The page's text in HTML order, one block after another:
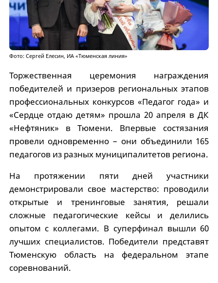
Фото: Сергей Елесин, ИА «Тюменская линия»
Торжественная церемония награждения
победителей и призеров региональных этапов
профессиональных конкурсов «Педагог года» и
«Сердце отдаю детям» прошла 20 апреля в ДК
«Нефтяник» в Тюмени. Впервые состязания
провели одновременно – они объединили 165
педагогов из разных муниципалитетов региона.
На протяжении пяти дней участники
демонстрировали свое мастерство: проводили
открытые и тренинговые занятия, решали
сложные педагогические кейсы и делились
опытом с коллегами. В суперфинал вышли 60
лучших специалистов. Победители представят
Тюменскую область на федеральном этапе
соревнований.